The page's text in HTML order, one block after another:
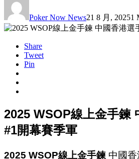
Poker Now News21 8 月, 20251
Share
Tweet
Pin
2025 WSOP線上金手鍊
#1開幕賽季軍
2025 WSOP線上金手鍊 中國